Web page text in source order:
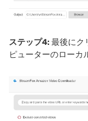
ステップ4: 最後にク
ピューターのローカ